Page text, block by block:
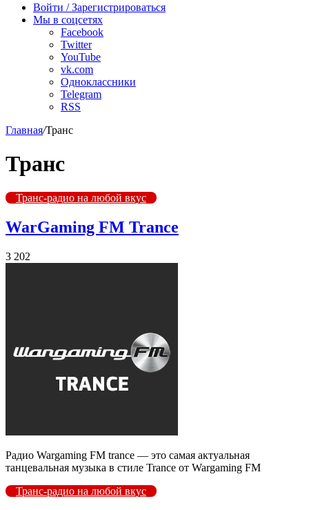
радио
Войти / Зарегистрироваться
Мы в соцсетях
Facebook
Twitter
YouTube
vk.com
Одноклассники
Telegram
RSS
Главная/Транс
Транс
Транс-радио на любой вкус
WarGaming FM Trance
3 202
Радио Wargaming FM trance — это самая актуальная
танцевальная музыка в стиле Trance от Wargaming FM
Транс-радио на любой вкус